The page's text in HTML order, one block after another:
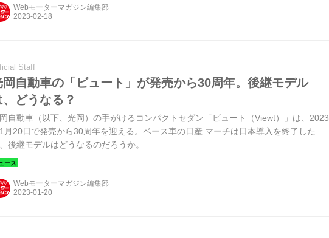
Webモーターマガジン編集部
Staff
岡自動車の「ビュート」が発売から30周年。後継モデル
、どうなる？
自動車（以下、光岡）の手がけるコンパクトセダン「ビュート（Viewt）」は、2023
月20日で発売から30周年を迎える。ベース車の日産 マーチは日本導入を終了した
後継モデルはどうなるのだろうか。
Webモーターマガジン編集部